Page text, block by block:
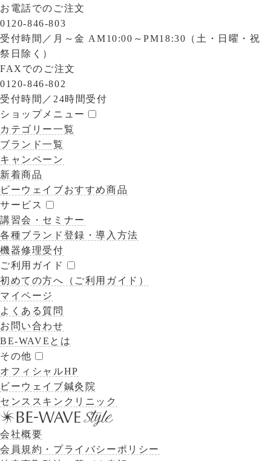
お電話でのご注文
0120-846-803
受付時間／ 月～金 AM10:00～PM18:30（土・日曜・祝
祭日除く）
FAXでのご注文
0120-846-802
受付時間／ 24時間受付
ショップメニュー
カテゴリー一覧
ブランド一覧
キャンペーン
新着商品
ビーウェイブおすすめ商品
サービス
講習会・セミナー
各種ブランド登録・導入方法
機器修理受付
ご利用ガイド
初めての方へ（ご利用ガイド）
マイページ
よくある質問
お問い合わせ
BE-WAVEとは
その他
オフィシャルHP
ビーウェイブ鍼灸院
センススキンクリニック
会社概要
会員規約・プライバシーポリシー